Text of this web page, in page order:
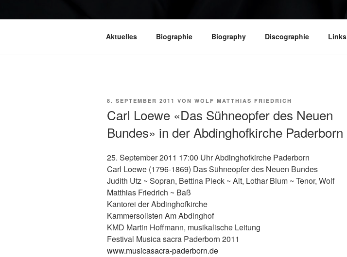
Aktuelles Biographie Biography Discographie Links
VERÖFFENTLICHT
8. SEPTEMBER 2011 VON WOLF MATTHIAS FRIEDRICH
Carl Loewe «Das Sühneopfer des Neuen
Bundes» in der Abdinghofkirche Paderborn
25. September 2011 17:00 Uhr Abdinghofkirche Paderborn
Carl Loewe (1796-1869) Das Sühneopfer des Neuen Bundes
Judith Utz ~ Sopran, Bettina Pieck ~ Alt, Lothar Blum ~ Tenor, Wolf
Matthias Friedrich ~ Baß
Kantorei der Abdinghofkirche
Kammersolisten Am Abdinghof
KMD Martin Hoffmann, musikalische Leitung
Festival Musica sacra Paderborn 2011
www.musicasacra-paderborn.de